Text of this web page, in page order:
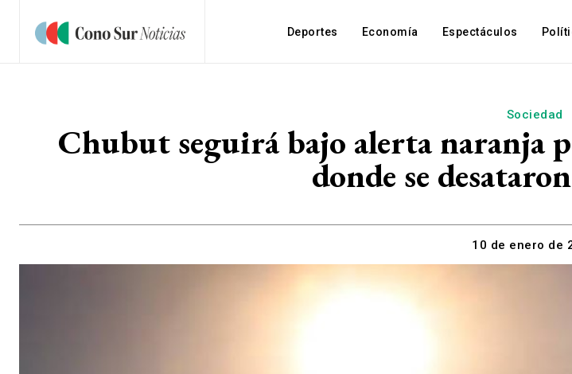
Deportes Economía Espectáculos
Sociedad
Chubut seguirá bajo alerta naranja
donde se
10 de enero de